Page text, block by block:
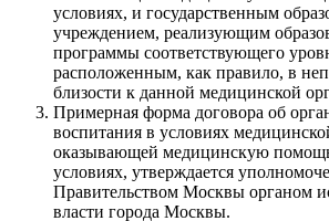
условиях, и государственным
учреждением, реализующим
программы соответствующего
расположенным, как правило, в
близости к данной медицинской
Примерная форма договора об
воспитания в условиях
оказывающей медицинскую
условиях, утверждается
Правительством Москвы органом
власти города Москвы.